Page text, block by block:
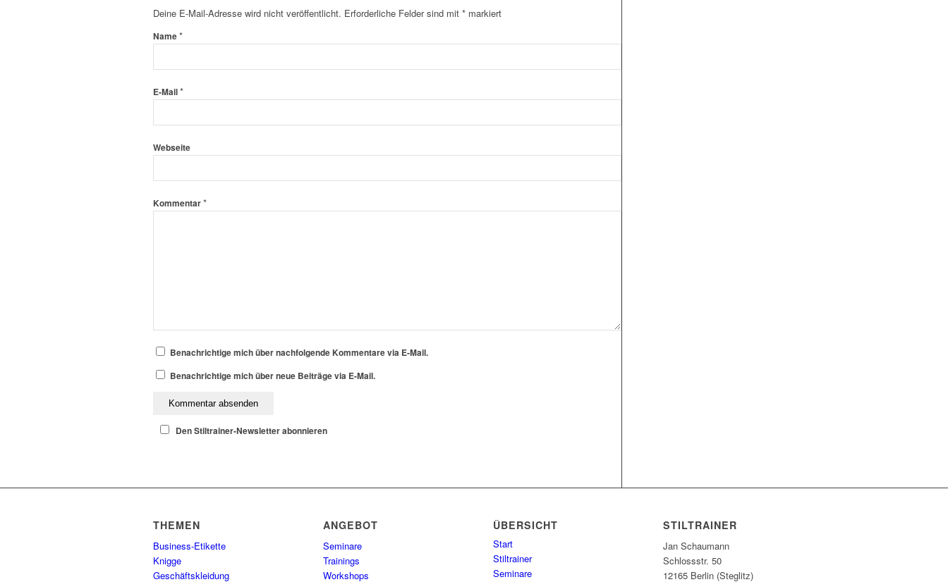
Deine E-Mail-Adresse wird nicht veröffentlicht. Erforderliche Felder sind mit * markiert
Name*
E-Mail*
Webseite
Kommentar*
Benachrichtige mich über nachfolgende Kommentare via E-Mail.
Benachrichtige mich über neue Beiträge via E-Mail.
Den Stiltrainer-Newsletter abonnieren
THEMEN
Business-Etikette
Knigge
Geschäftskleidung
ANGEBOT
Seminare
Trainings
Workshops
ÜBERSICHT
Start
Stiltrainer
Seminare
STILTRAINER
Jan Schaumann
Schlossstr. 50
12165 Berlin (Steglitz)